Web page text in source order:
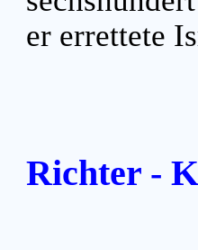
er errettete
Richter -